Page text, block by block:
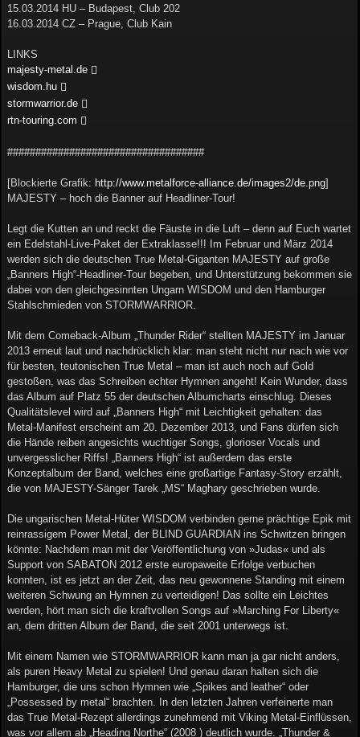
15.03.2014 HU – Budapest, Club 202
16.03.2014 CZ – Prague, Club Kain
LINKS
majesty-metal.de
wisdom.hu
stormwarrior.de
rtn-touring.com
###################################
[Blockierte Grafik: http://www.metalforce-alliance.de/images2/de.png]
MAJESTY – hoch die Banner auf Headliner-Tour!
Legt die Kutten an und reckt die Fäuste in die Luft – denn auf Euch wartet
ein Edelstahl-Live-Paket der Extraklasse!!! Im Februar und März 2014
werden sich die deutschen True Metal-Giganten MAJESTY auf große
„Banners High“-Headliner-Tour begeben, und Unterstützung bekommen sie
dabei von den gleichgesinnten Ungarn WISDOM und den Hamburger
Stahlschmieden von STORMWARRIOR.
Mit dem Comeback-Album „Thunder Rider“ stellten MAJESTY im Januar
2013 erneut laut und nachdrücklich klar: man steht nicht nur nach wie vor
für besten, teutonischen True Metal – man ist auch noch auf Gold
gestoßen, was das Schreiben echter Hymnen angeht! Kein Wunder, dass
das Album auf Platz 55 der deutschen Albumcharts einschlug. Dieses
Qualitätslevel wird auf „Banners High“ mit Leichtigkeit gehalten: das
Metal-Manifest erscheint am 20. Dezember 2013, und Fans dürfen sich
die Hände reiben angesichts wuchtiger Songs, glorioser Vocals und
unvergesslicher Riffs! „Banners High“ ist außerdem das erste
Konzeptalbum der Band, welches eine großartige Fantasy-Story erzählt,
die von MAJESTY-Sänger Tarek „MS“ Maghary geschrieben wurde.
Die ungarischen Metal-Hüter WISDOM verbinden gerne prächtige Epik mit
reinrassigem Power Metal, der BLIND GUARDIAN ins Schwitzen bringen
könnte: Nachdem man mit der Veröffentlichung von »Judas« und als
Support von SABATON 2012 erste europaweite Erfolge verbuchen
konnten, ist es jetzt an der Zeit, das neu gewonnene Standing mit einem
weiteren Schwung an Hymnen zu verteidigen! Das sollte ein Leichtes
werden, hört man sich die kraftvollen Songs auf »Marching For Liberty«
an, dem dritten Album der Band, die seit 2001 unterwegs ist.
Mit einem Namen wie STORMWARRIOR kann man ja gar nicht anders,
als puren Heavy Metal zu spielen! Und genau daran halten sich die
Hamburger, die uns schon Hymnen wie „Spikes and leather“ oder
„Possessed by metal“ brachten. In den letzten Jahren verfeinerte man
das True Metal-Rezept allerdings zunehmend mit Viking Metal-Einflüssen,
was vor allem ab „Heading Northe“ (2008 ) deutlich wurde. „Thunder &